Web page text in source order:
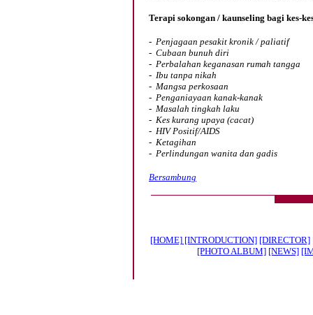
[HOME][INTRODUCTION] [DIRECTOR]
[PHOTO ALBUM] [NEWS]
Terapi sokongan / kaunseling bagi kes-
- Penjagaan pesakit kronik / paliatif
- Cubaan bunuh diri
- Perbalahan keganasan rumah tangga
- Ibu tanpa nikah
- Mangsa perkosaan
- Penganiayaan kanak-kanak
- Masalah tingkah laku
- Kes kurang upaya (cacat)
- HIV Positif/AIDS
- Ketagihan
- Perlindungan wanita dan gadis
Bersambung